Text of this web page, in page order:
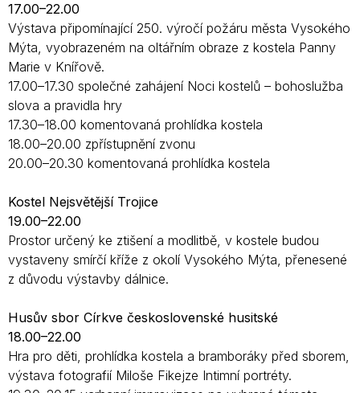
17.00–22.00
Výstava připomínající 250. výročí požáru města Vysokého
Mýta, vyobrazeném na oltářním obraze z kostela Panny
Marie v Knířově.
17.00–17.30 společné zahájení Noci kostelů – bohoslužba
slova a pravidla hry
17.30–18.00 komentovaná prohlídka kostela
18.00–20.00 zpřístupnění zvonu
20.00–20.30 komentovaná prohlídka kostela
Kostel Nejsvětější Trojice
19.00–22.00
Prostor určený ke ztišení a modlitbě, v kostele budou
vystaveny smírčí kříže z okolí Vysokého Mýta, přenesené
z důvodu výstavby dálnice.
Husův sbor Církve československé husitské
18.00–22.00
Hra pro děti, prohlídka kostela a bramboráky před sborem,
výstava fotografií Miloše Fikejze Intimní portréty.